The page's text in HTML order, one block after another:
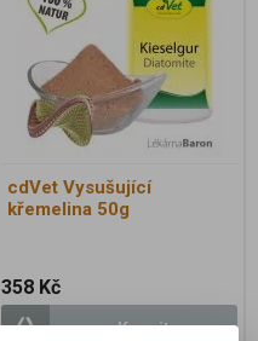
cdVet Vysušující
křemelina 50g
358 Kč
Koupit